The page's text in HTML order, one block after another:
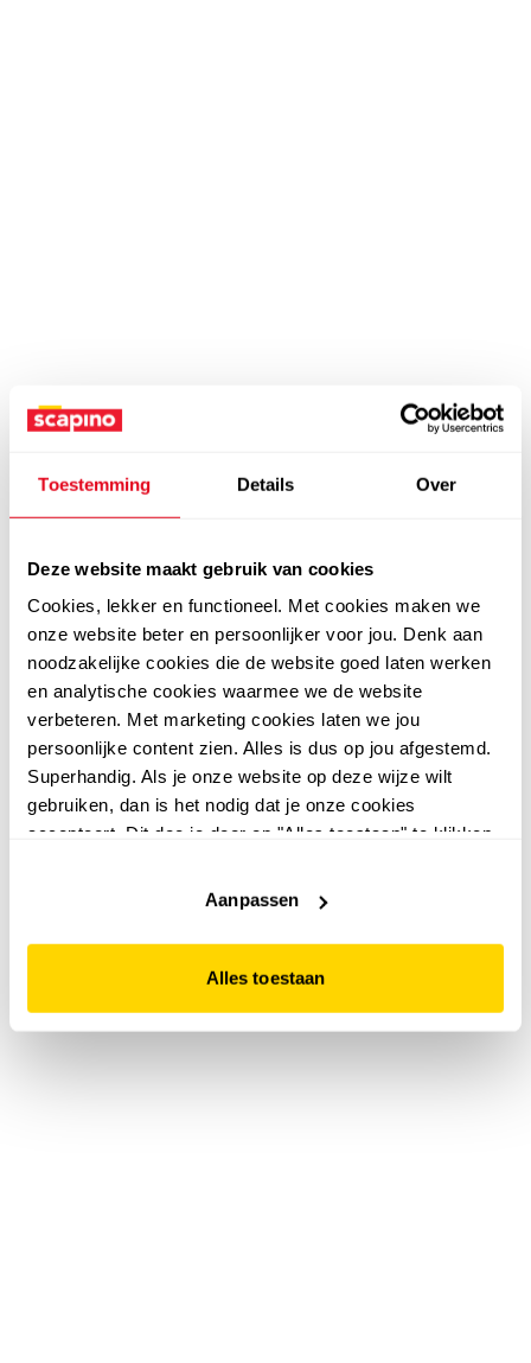
Toestemming Details Over
Deze website maakt gebruik van cookies
Cookies, lekker en functioneel. Met cookies maken we
onze website beter en persoonlijker voor jou. Denk aan
noodzakelijke cookies die de website goed laten werken
en analytische cookies waarmee we de website
verbeteren. Met marketing cookies laten we jou
persoonlijke content zien. Alles is dus op jou afgestemd.
Superhandig. Als je onze website op deze wijze wilt
gebruiken, dan is het nodig dat je onze cookies
accepteert. Dit doe je door op "Alles toestaan" te klikken.
website niet optimaal functioneert.
Aanpassen
Alles toestaan